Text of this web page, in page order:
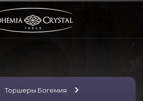
Торшеры Богемия